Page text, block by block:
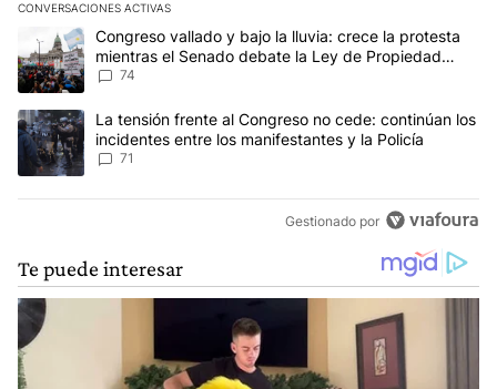
CONVERSACIONES ACTIVAS
Este listado muestra los artículos con más comentarios en los
Un artículo de tendencia con el título "Congreso vallado y bajo
Congreso vallado y bajo la lluvia: crece la protesta
mientras el Senado debate la Ley de Propiedad
Privada
74
Un artículo de tendencia con el título "La tensión frente al
La tensión frente al Congreso no cede: continúan los
incidentes entre los manifestantes y la Policía
71
Gestionado por